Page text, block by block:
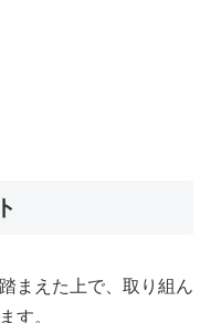
まえた上で、取り組ん
す。